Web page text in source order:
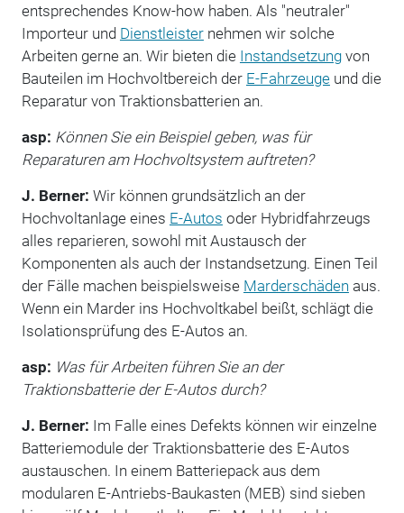
entsprechendes Know-how haben. Als "neutraler"
Importeur und Dienstleisternehmen wir solche
Arbeiten gerne an. Wir bieten die Instandsetzungvon
Bauteilen im Hochvoltbereich der E-Fahrzeugeund die
Reparatur von Traktionsbatterien an.
asp: Können Sie ein Beispiel geben, was für
Reparaturen am Hochvoltsystem auftreten?
J. Berner: Wir können grundsätzlich an der
Hochvoltanlage eines E-Autos oder Hybridfahrzeugs
alles reparieren, sowohl mit Austausch der
Komponenten als auch der Instandsetzung. Einen Teil
der Fälle machen beispielsweise Marderschäden aus.
Wenn ein Marder ins Hochvoltkabel beißt, schlägt die
Isolationsprüfung des E-Autos an.
asp: Was für Arbeiten führen Sie an der
Traktionsbatterie der E-Autos durch?
J. Berner: Im Falle eines Defekts können wir einzelne
Batteriemodule der Traktionsbatterie des E-Autos
austauschen. In einem Batteriepack aus dem
modularen E-Antriebs-Baukasten (MEB) sind sieben